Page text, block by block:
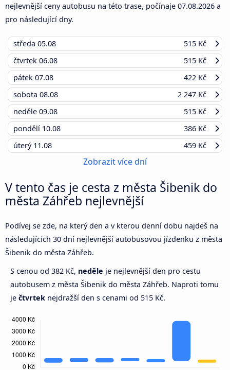
nejlevnější ceny autobusu na této trase, počínaje 07.08.2026 a
pro následující dny.
středa 05.08
515 Kč
čtvrtek 06.08
515 Kč
pátek 07.08
422 Kč
sobota 08.08
2 247 Kč
neděle 09.08
515 Kč
pondělí 10.08
386 Kč
úterý 11.08 459 Kč
Zobrazit více dní
V tento čas je cesta z města Šibenik do
města Záhřeb nejlevnější
Podívej se zde, na který den a v kterou denní dobu najdeš na
následujících 30 dní nejlevnější autobusovou jízdenku z města
Šibenik do města Záhřeb.
S cenou od 382 Kč, neděle je nejlevnější den pro cestu
autobusem z města Šibenik do města Záhřeb. Naproti tomu
je čtvrtek nejdražší den s cenami od 515 Kč.